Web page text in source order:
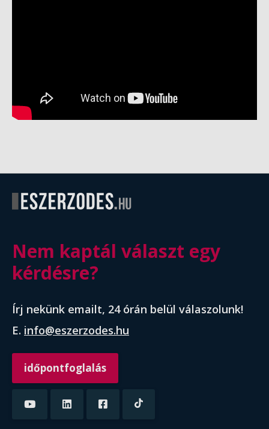
Nem kaptál választ egy
kérdésre?
Írj nekünk emailt, 24 órán belül válaszolunk!
E. info@eszerzodes.hu
időpontfoglalás